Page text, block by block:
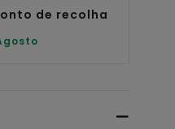
de recolha